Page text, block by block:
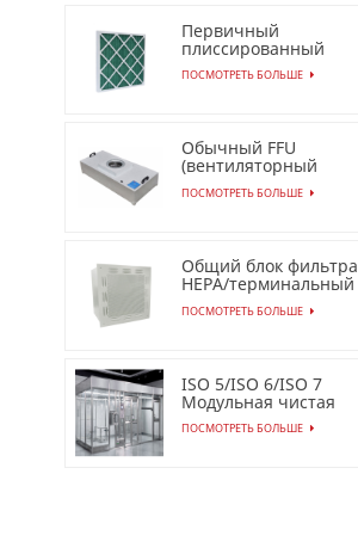
Первичный
плиссированный
воздушный фильтр из
синтетического
применения
ПОСМОТРЕТЬ БОЛЬШЕ
Обычный FFU
(вентиляторный
фильтр) для чистых
помещений AC/EC
ПОСМОТРЕТЬ БОЛЬШЕ
Общий блок фильтра
HEPA/терминальный
модуль HEPA
ПОСМОТРЕТЬ БОЛЬШЕ
ISO 5/ISO 6/ISO 7
Модульная чистая
комната
ПОСМОТРЕТЬ БОЛЬШЕ